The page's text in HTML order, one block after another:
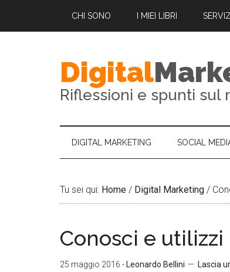
CHI SONO I MIEI LIBRI
Digital
Riflessioni e spunti sul
DIGITAL MARKETING SOCIAL
Tu sei qui: Home / Digital Marketing /
Conosci e
25 maggio 2016 - Leonardo Bellini
Lascia